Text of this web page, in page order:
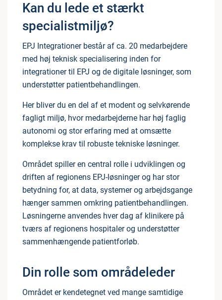
Kan du lede et stærkt
specialistmiljø?
EPJ Integrationer består af ca. 20 medarbejdere
med høj teknisk specialisering inden for
integrationer til EPJ og de digitale løsninger, som
understøtter patientbehandlingen.
Her bliver du en del af et modent og selvkørende
fagligt miljø, hvor medarbejderne har høj faglig
autonomi og stor erfaring med at omsætte
komplekse krav til robuste tekniske løsninger.
Området spiller en central rolle i udviklingen og
driften af regionens EPJ-løsninger og har stor
betydning for, at data, systemer og arbejdsgange
hænger sammen omkring patientbehandlingen.
Løsningerne anvendes hver dag af klinikere på
tværs af regionens hospitaler og understøtter
sammenhængende patientforløb.
Din rolle som områdeleder
Området er kendetegnet ved mange samtidige